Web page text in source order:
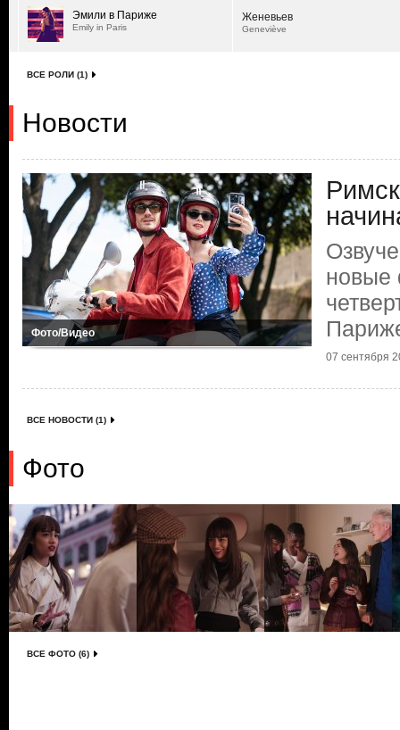
Эмили в Париже
Emily in Paris
Женевьев
Geneviève
ВСЕ РОЛИ (1)
Новости
Фото/Видео
новые
07 сентября
ВСЕ НОВОСТИ (1)
Фото
ВСЕ ФОТО (6)